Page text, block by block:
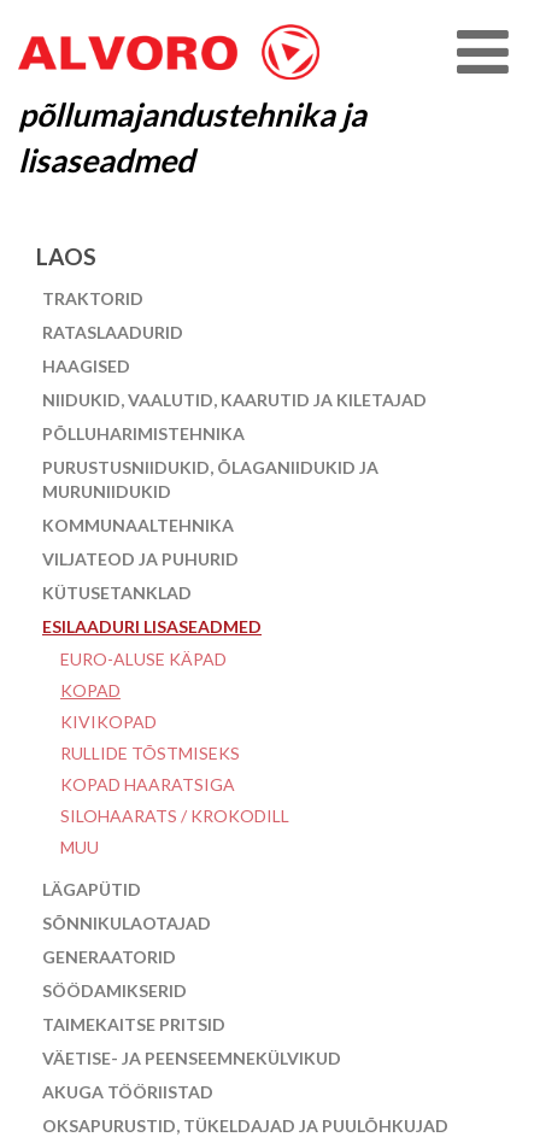
põllumajandustehnika ja
lisaseadmed
LAOS
TRAKTORID
RATASLAADURID
HAAGISED
NIIDUKID, VAALUTID, KAARUTID JA KILETAJAD
PÕLLUHARIMISTEHNIKA
PURUSTUSNIIDUKID, ÕLAGANIIDUKID JA
MURUNIIDUKID
KOMMUNAALTEHNIKA
VILJATEOD JA PUHURID
KÜTUSETANKLAD
ESILAADURI LISASEADMED
EURO-ALUSE KÄPAD
KOPAD
KIVIKOPAD
RULLIDE TÕSTMISEKS
KOPAD HAARATSIGA
SILOHAARATS / KROKODILL
MUU
LÄGAPÜTID
SÕNNIKULAOTAJAD
GENERAATORID
SÖÖDAMIKSERID
TAIMEKAITSE PRITSID
VÄETISE- JA PEENSEEMNEKÜLVIKUD
AKUGA TÖÖRIISTAD
OKSAPURUSTID, TÜKELDAJAD JA PUULÕHKUJAD